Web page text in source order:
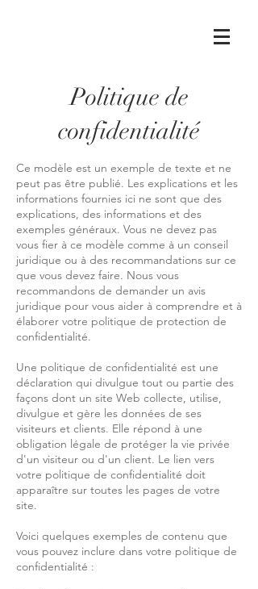
Politique de
confidentialité
Ce modèle est un exemple de texte et ne
peut pas être publié. Les explications et les
informations fournies ici ne sont que des
explications, des informations et des
exemples généraux. Vous ne devez pas
vous fier à ce modèle comme à un conseil
juridique ou à des recommandations sur ce
que vous devez faire. Nous vous
recommandons de demander un avis
juridique pour vous aider à comprendre et à
élaborer votre politique de protection de
confidentialité.
Une politique de confidentialité est une
déclaration qui divulgue tout ou partie des
façons dont un site Web collecte, utilise,
divulgue et gère les données de ses
visiteurs et clients. Elle répond à une
obligation légale de protéger la vie privée
d'un visiteur ou d'un client. Le lien vers
votre politique de confidentialité doit
apparaître sur toutes les pages de votre
site.
Voici quelques exemples de contenu que
vous pouvez inclure dans votre politique de
confidentialité :